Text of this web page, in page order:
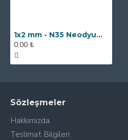
1x2 mm - N35 Neodyum Mıknatıs
0,00 ₺
Sözleşmeler
Hakkımızda
Teslimat Bilgileri